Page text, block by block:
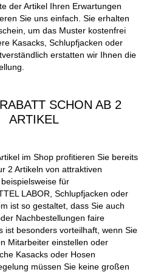
der Artikel Ihren Erwartungen
Sie uns einfach. Sie erhalten
um das Muster kostenfrei
Kasacks, Schlupfjacken oder
erstatten wir Ihnen die
SCHON AB 2
ARTIKEL
im Shop profitieren Sie bereits
2 Artikeln von attraktiven
für
LABOR, Schlupfjacken oder
ist so gestaltet, dass Sie auch
Nachbestellungen faire
ist besonders vorteilhaft, wenn Sie
Mitarbeiter einstellen oder
Kasacks oder Hosen
müssen Sie keine großen